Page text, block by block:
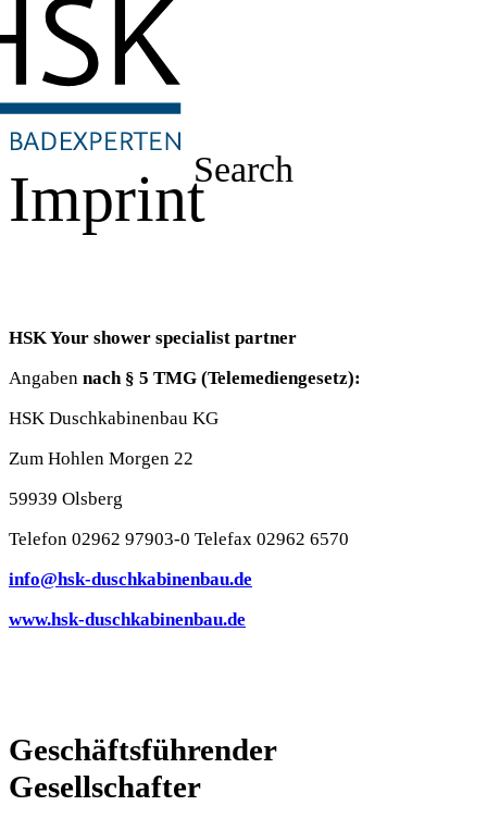
Search
Imprint
HSK Your shower specialist partner
Angaben nach § 5 TMG (Telemediengesetz):
HSK Duschkabinenbau KG
Zum Hohlen Morgen 22
59939 Olsberg
Telefon 02962 97903-0 Telefax 02962 6570
info@hsk-duschkabinenbau.de
www.hsk-duschkabinenbau.de
Geschäftsführender
Gesellschafter